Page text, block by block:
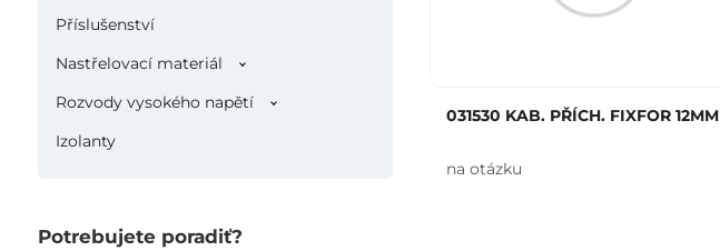
Příslušenství
Nastřelovací materiál
Rozvody vysokého napětí
Izolanty
Potrebujete poradiť?
031530 KAB. PŘÍCH. FIXFOR 12MM
na otázku